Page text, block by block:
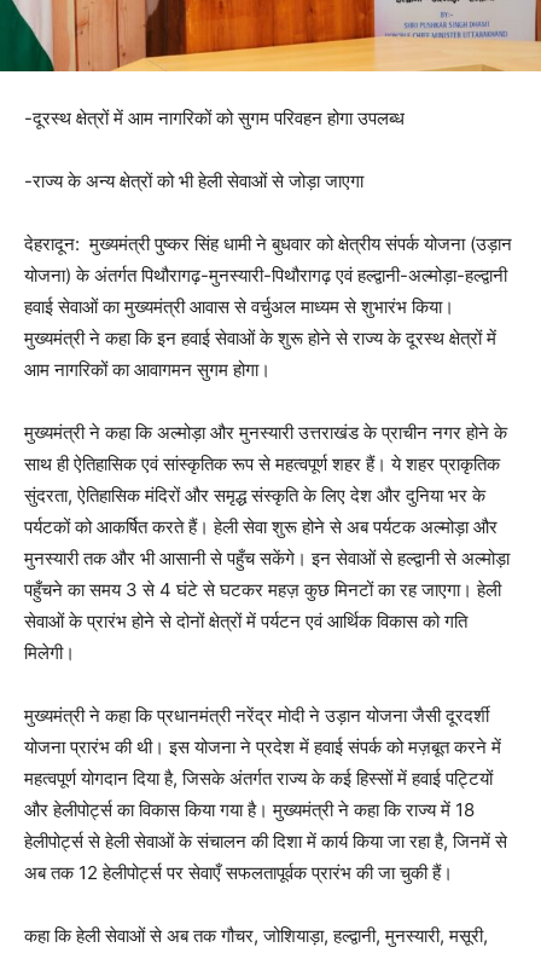
-दूरस्थ क्षेत्रों में आम नागरिकों को सुगम परिवहन होगा उपलब्ध
-राज्य के अन्य क्षेत्रों को भी हेली सेवाओं से जोड़ा जाएगा
देहरादून: मुख्यमंत्री पुष्कर सिंह धामी ने बुधवार को क्षेत्रीय संपर्क योजना (उड़ान
योजना) के अंतर्गत पिथौरागढ़-मुनस्यारी-पिथौरागढ़ एवं हल्द्वानी-अल्मोड़ा-हल्द्वानी
हवाई सेवाओं का मुख्यमंत्री आवास से वर्चुअल माध्यम से शुभारंभ किया।
मुख्यमंत्री ने कहा कि इन हवाई सेवाओं के शुरू होने से राज्य के दूरस्थ क्षेत्रों में
आम नागरिकों का आवागमन सुगम होगा।
मुख्यमंत्री ने कहा कि अल्मोड़ा और मुनस्यारी उत्तराखंड के प्राचीन नगर होने के
साथ ही ऐतिहासिक एवं सांस्कृतिक रूप से महत्वपूर्ण शहर हैं। ये शहर प्राकृतिक
सुंदरता, ऐतिहासिक मंदिरों और समृद्ध संस्कृति के लिए देश और दुनिया भर के
पर्यटकों को आकर्षित करते हैं। हेली सेवा शुरू होने से अब पर्यटक अल्मोड़ा और
मुनस्यारी तक और भी आसानी से पहुँच सकेंगे। इन सेवाओं से हल्द्वानी से अल्मोड़ा
पहुँचने का समय 3 से 4 घंटे से घटकर महज़ कुछ मिनटों का रह जाएगा। हेली
सेवाओं के प्रारंभ होने से दोनों क्षेत्रों में पर्यटन एवं आर्थिक विकास को गति
मिलेगी।
मुख्यमंत्री ने कहा कि प्रधानमंत्री नरेंद्र मोदी ने उड़ान योजना जैसी दूरदर्शी
योजना प्रारंभ की थी। इस योजना ने प्रदेश में हवाई संपर्क को मज़बूत करने में
महत्वपूर्ण योगदान दिया है, जिसके अंतर्गत राज्य के कई हिस्सों में हवाई पट्टियों
और हेलीपोर्ट्स का विकास किया गया है। मुख्यमंत्री ने कहा कि राज्य में 18
हेलीपोर्ट्स से हेली सेवाओं के संचालन की दिशा में कार्य किया जा रहा है, जिनमें से
अब तक 12 हेलीपोर्ट्स पर सेवाएँ सफलतापूर्वक प्रारंभ की जा चुकी हैं।
कहा कि हेली सेवाओं से अब तक गौचर, जोशियाड़ा, हल्द्वानी, मुनस्यारी, मसूरी,